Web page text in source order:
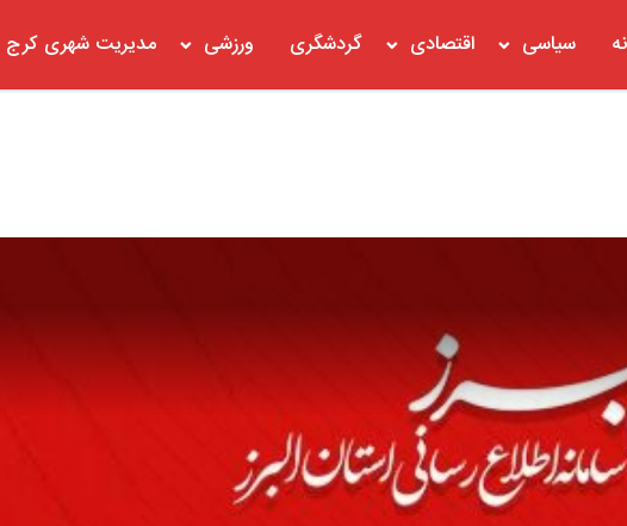
سیاسی اقتصادی گردشگری ورزشی مدیریت شهری کرج